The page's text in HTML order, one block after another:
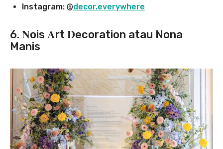
Instagram: @decor.everywhere
6. 𝐍ois 𝐀rt 𝐃ecoration atau Nona
Manis